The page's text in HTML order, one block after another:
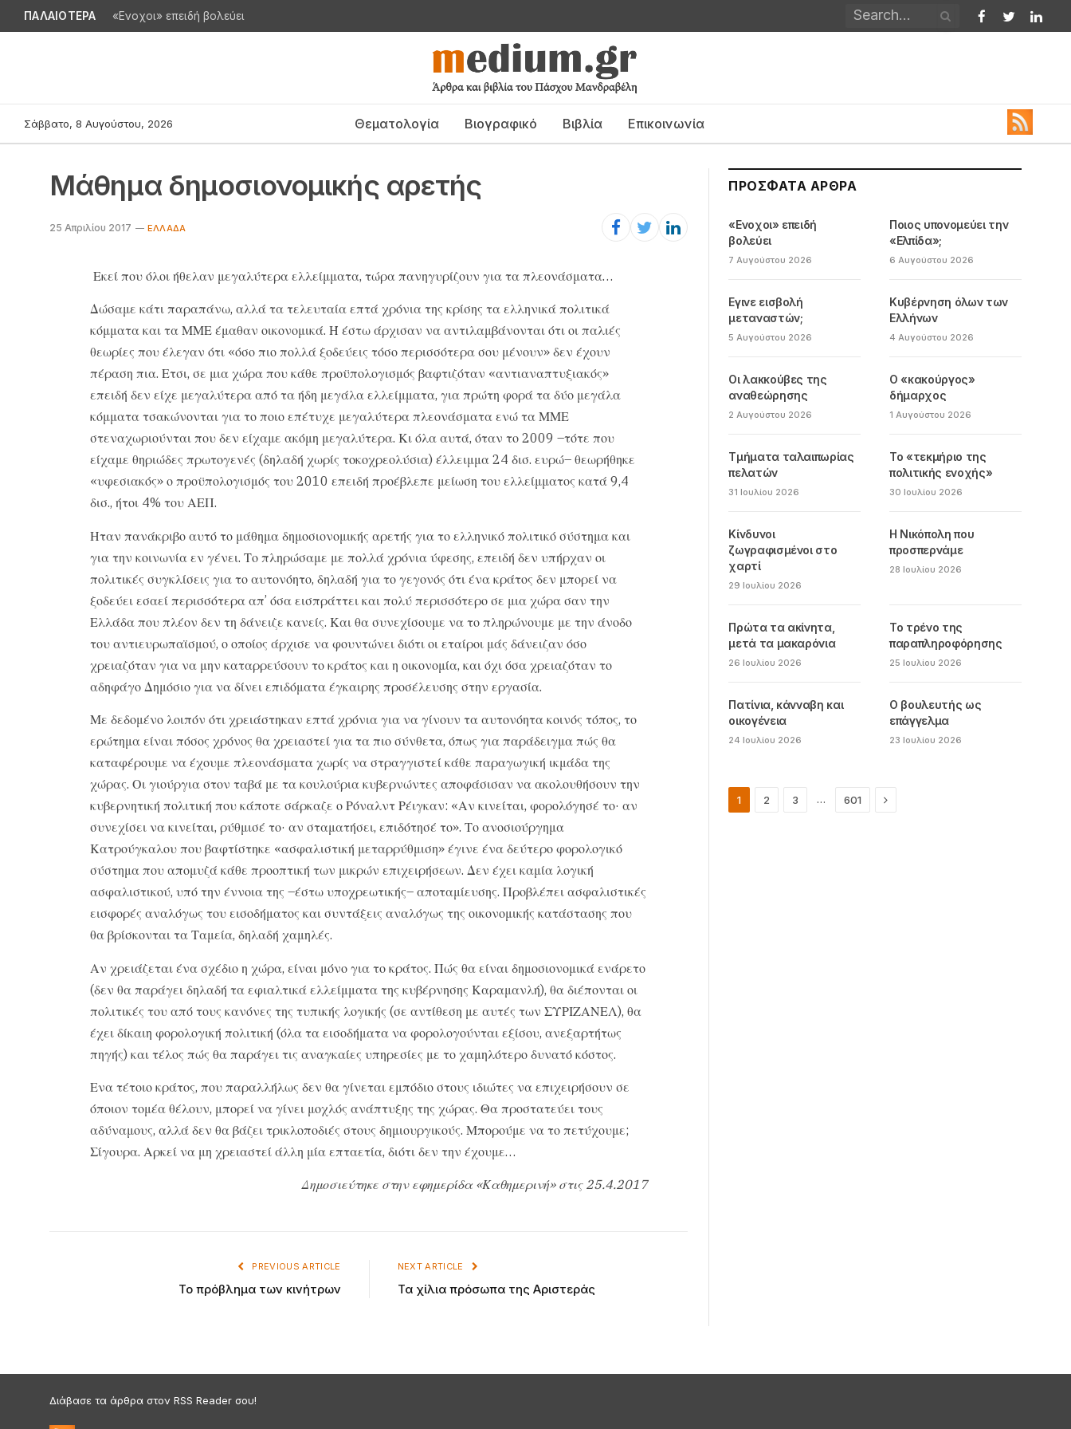
ΠΑΛΑΙΟΤΕΡΑ «Ενοχοι» επειδή βολεύει
Facebook
Twitter
Σάββατο, 8 Αυγούστου, 2026 Θεματολογία Βιογραφικό Βιβλία Επικοινωνία
Μάθημα δημοσιονομικής αρετής
25 Απριλίου 2017 EΛΛΆΔΑ
Εκεί που όλοι ήθελαν μεγαλύτερα ελλείμματα, τώρα πανηγυρίζουν για τα πλεονάσματα…
Δώσαμε κάτι παραπάνω, αλλά τα τελευταία επτά χρόνια της κρίσης τα ελληνικά πολιτικά
κόμματα και τα ΜΜΕ έμαθαν οικονομικά. Ή έστω άρχισαν να αντιλαμβάνονται ότι οι παλιές
θεωρίες που έλεγαν ότι «όσο πιο πολλά ξοδεύεις τόσο περισσότερα σου μένουν» δεν έχουν
πέραση πια. Ετσι, σε μια χώρα που κάθε προϋπολογισμός βαφτιζόταν «αντιαναπτυξιακός»
επειδή δεν είχε μεγαλύτερα από τα ήδη μεγάλα ελλείμματα, για πρώτη φορά τα δύο μεγάλα
κόμματα τσακώνονται για το ποιο επέτυχε μεγαλύτερα πλεονάσματα ενώ τα ΜΜΕ
στεναχωριούνται που δεν είχαμε ακόμη μεγαλύτερα. Κι όλα αυτά, όταν το 2009 –τότε που
είχαμε θηριώδες πρωτογενές (δηλαδή χωρίς τοκοχρεολύσια) έλλειμμα 24 δισ. ευρώ– θεωρήθηκε
«υφεσιακός» ο προϋπολογισμός του 2010 επειδή προέβλεπε μείωση του ελλείμματος κατά 9,4
δισ., ήτοι 4% του ΑΕΠ.
Ηταν πανάκριβο αυτό το μάθημα δημοσιονομικής αρετής για το ελληνικό πολιτικό σύστημα και
για την κοινωνία εν γένει. Το πληρώσαμε με πολλά χρόνια ύφεσης, επειδή δεν υπήρχαν οι
πολιτικές συγκλίσεις για το αυτονόητο, δηλαδή για το γεγονός ότι ένα κράτος δεν μπορεί να
ξοδεύει εσαεί περισσότερα απ’ όσα εισπράττει και πολύ περισσότερο σε μια χώρα σαν την
Ελλάδα που πλέον δεν τη δάνειζε κανείς. Και θα συνεχίσουμε να το πληρώνουμε με την άνοδο
του αντιευρωπαϊσμού, ο οποίος άρχισε να φουντώνει διότι οι εταίροι μάς δάνειζαν όσο
χρειαζόταν για να μην καταρρεύσουν το κράτος και η οικονομία, και όχι όσα χρειαζόταν το
αδηφάγο Δημόσιο για να δίνει επιδόματα έγκαιρης προσέλευσης στην εργασία.
Με δεδομένο λοιπόν ότι χρειάστηκαν επτά χρόνια για να γίνουν τα αυτονόητα κοινός τόπος, το
ερώτημα είναι πόσος χρόνος θα χρειαστεί για τα πιο σύνθετα, όπως για παράδειγμα πώς θα
καταφέρουμε να έχουμε πλεονάσματα χωρίς να στραγγιστεί κάθε παραγωγική ικμάδα της
χώρας. Οι γιούργια στον ταβά με τα κουλούρια κυβερνώντες αποφάσισαν να ακολουθήσουν την
κυβερνητική πολιτική που κάποτε σάρκαζε ο Ρόναλντ Ρέιγκαν: «Αν κινείται, φορολόγησέ το· αν
συνεχίσει να κινείται, ρύθμισέ το· αν σταματήσει, επιδότησέ το». Το ανοσιούργημα
Κατρούγκαλου που βαφτίστηκε «ασφαλιστική μεταρρύθμιση» έγινε ένα δεύτερο φορολογικό
σύστημα που απομυζά κάθε προοπτική των μικρών επιχειρήσεων. Δεν έχει καμία λογική
ασφαλιστικού, υπό την έννοια της –έστω υποχρεωτικής– αποταμίευσης. Προβλέπει ασφαλιστικές
εισφορές αναλόγως του εισοδήματος και συντάξεις αναλόγως της οικονομικής κατάστασης που
θα βρίσκονται τα Ταμεία, δηλαδή χαμηλές.
Αν χρειάζεται ένα σχέδιο η χώρα, είναι μόνο για το κράτος. Πώς θα είναι δημοσιονομικά ενάρετο
(δεν θα παράγει δηλαδή τα εφιαλτικά ελλείμματα της κυβέρνησης Καραμανλή), θα διέπονται οι
πολιτικές του από τους κανόνες της τυπικής λογικής (σε αντίθεση με αυτές των ΣΥΡΙΖΑΝΕΛ), θα
έχει δίκαιη φορολογική πολιτική (όλα τα εισοδήματα να φορολογούνται εξίσου, ανεξαρτήτως
πηγής) και τέλος πώς θα παράγει τις αναγκαίες υπηρεσίες με το χαμηλότερο δυνατό κόστος.
Ενα τέτοιο κράτος, που παραλλήλως δεν θα γίνεται εμπόδιο στους ιδιώτες να επιχειρήσουν σε
όποιον τομέα θέλουν, μπορεί να γίνει μοχλός ανάπτυξης της χώρας. Θα προστατεύει τους
αδύναμους, αλλά δεν θα βάζει τρικλοποδιές στους δημιουργικούς. Μπορούμε να το πετύχουμε;
Σίγουρα. Αρκεί να μη χρειαστεί άλλη μία επταετία, διότι δεν την έχουμε…
Δημοσιεύτηκε στην εφημερίδα «Καθημερινή» στις 25.4.2017
PREVIOUS ARTICLE
Το πρόβλημα των κινήτρων
NEXT ARTICLE
Τα χίλια πρόσωπα της Αριστεράς
ΠΡΌΣΦΑΤΑ ΆΡΘΡΑ
«Ενοχοι» επειδή
βολεύει
7 Αυγούστου 2026
Ποιος υπονομεύει την
«Ελπίδα»;
6 Αυγούστου 2026
Εγινε εισβολή
μεταναστών;
5 Αυγούστου 2026
Κυβέρνηση όλων των
Ελλήνων
4 Αυγούστου 2026
Οι λακκούβες της
αναθεώρησης
2 Αυγούστου 2026
Ο «κακούργος»
δήμαρχος
1 Αυγούστου 2026
Τμήματα ταλαιπωρίας
πελατών
31 Ιουλίου 2026
Το «τεκμήριο της
πολιτικής ενοχής»
30 Ιουλίου 2026
Κίνδυνοι
ζωγραφισμένοι στο
χαρτί
29 Ιουλίου 2026
Η Νικόπολη που
προσπερνάμε
28 Ιουλίου 2026
Πρώτα τα ακίνητα,
μετά τα μακαρόνια
26 Ιουλίου 2026
Το τρένο της
παραπληροφόρησης
25 Ιουλίου 2026
Πατίνια, κάνναβη και
οικογένεια
24 Ιουλίου 2026
Ο βουλευτής ως
επάγγελμα
23 Ιουλίου 2026
1 2 3 … 601 Next
Διάβασε τα άρθρα στον RSS Reader σου!